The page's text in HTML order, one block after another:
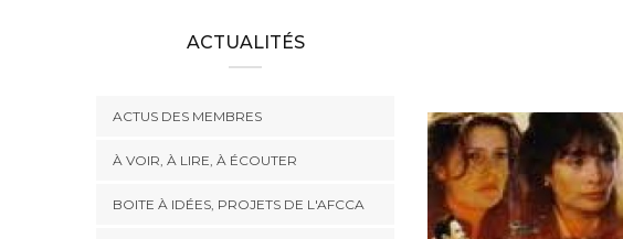
ACTUALITÉS
ACTUS DES MEMBRES
À VOIR, À LIRE, À ÉCOUTER
BOITE À IDÉES, PROJETS DE L'AFCCA